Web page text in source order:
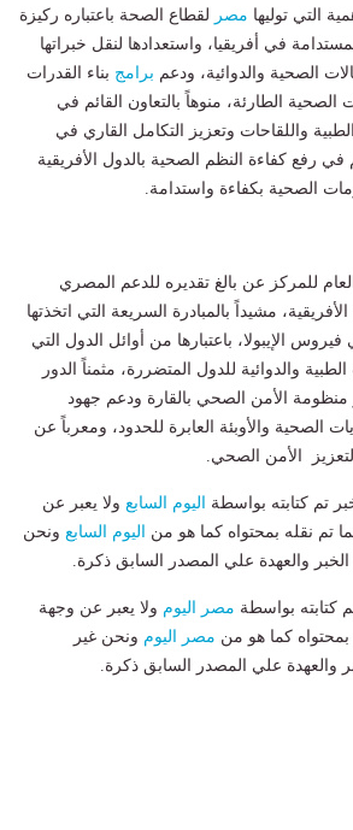
التي توليها مصر لقطاع الصحة باعتباره ركيزة
في أفريقيا، واستعدادها لنقل خبراتها
الصحية والدوائية، ودعم برامج بناء القدرات
الصحية الطارئة، منوهاً بالتعاون القائم في
واللقاحات وتعزيز التكامل القاري في
رفع كفاءة النظم الصحية بالدول الأفريقية
الصحية بكفاءة واستدامة.
للمركز عن بالغ تقديره للدعم المصري
مشيداً بالمبادرة السريعة التي اتخذتها
الإيبولا، باعتبارها من أوائل الدول التي
والدوائية للدول المتضررة، مثمناً الدور
منظومة الأمن الصحي بالقارة ودعم جهود
الصحية والأوبئة العابرة للحدود، ومعرباً عن
لتعزيز الأمن الصحي.
تم كتابته بواسطة اليوم السابع ولا يعبر عن
تم نقله بمحتواه كما هو من اليوم السابع ونحن
والعهدة علي المصدر السابق ذكرة.
كتابته بواسطة مصر اليوم ولا يعبر عن وجهة
بمحتواه كما هو من مصر اليوم ونحن غير
والعهدة علي المصدر السابق ذكرة.